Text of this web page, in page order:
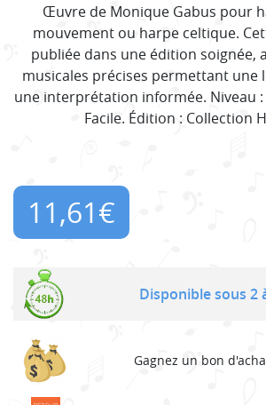
Œuvre de Monique Gabus pour
mouvement ou harpe celtique.
publiée dans une édition soignée,
musicales précises permettant une
une interprétation informée. Niveau :
Facile. Édition : Collection
11,61€
Disponible sous 2
Gagnez un bon